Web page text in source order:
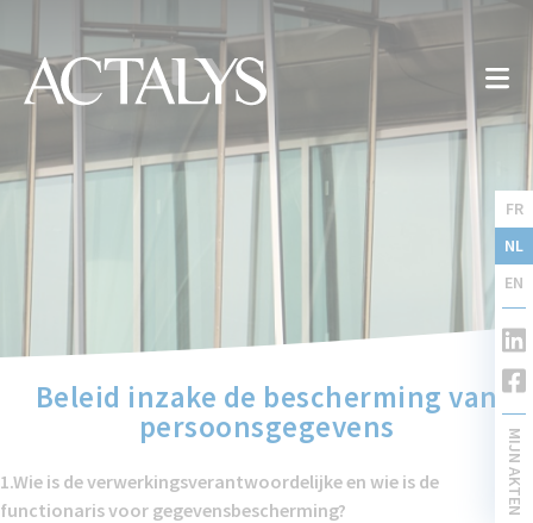
FR
NL
EN
MIJN AKTEN
Privacy -en cookiebeleid
Beleid inzake de bescherming van
persoonsgegevens
1.Wie is de verwerkingsverantwoordelijke en wie is de
functionaris voor gegevensbescherming?